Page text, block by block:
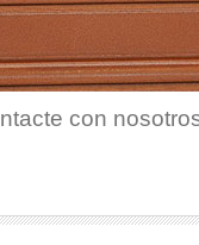
con